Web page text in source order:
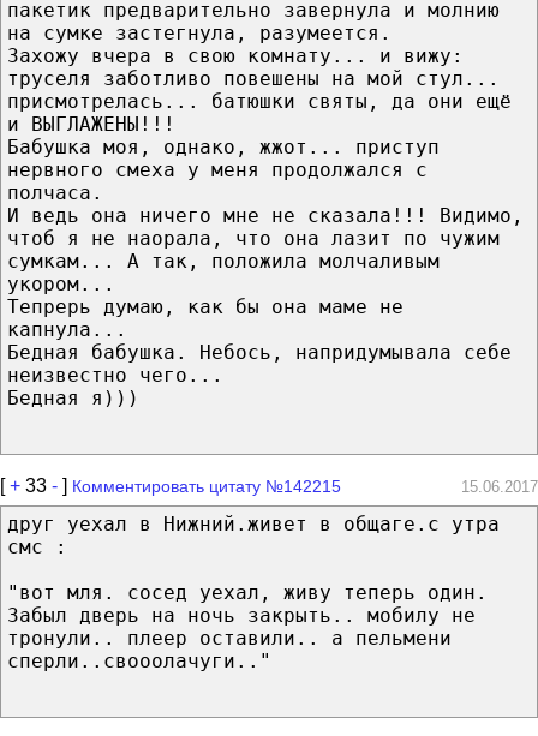
пакетик предварительно завернула и молнию
на сумке застегнула, разумеется.
Захожу вчера в свою комнату... и вижу:
труселя заботливо повешены на мой стул...
присмотрелась... батюшки святы, да они ещё
и ВЫГЛАЖЕНЫ!!!
Бабушка моя, однако, жжот... приступ
нервного смеха у меня продолжался с
полчаса.
И ведь она ничего мне не сказала!!! Видимо,
чтоб я не наорала, что она лазит по чужим
сумкам... А так, положила молчаливым
укором...
Тепрерь думаю, как бы она маме не
капнула...
Бедная бабушка. Небось, напридумывала себе
неизвестно чего...
Бедная я)))
[+ 33 - ] Комментировать цитату №142215 15.06.2017
друг уехал в Нижний.живет в общаге.с утра
смс :
"вот мля. сосед уехал, живу теперь один.
Забыл дверь на ночь закрыть.. мобилу не
тронули.. плеер оставили.. а пельмени
сперли..свооолачуги.."